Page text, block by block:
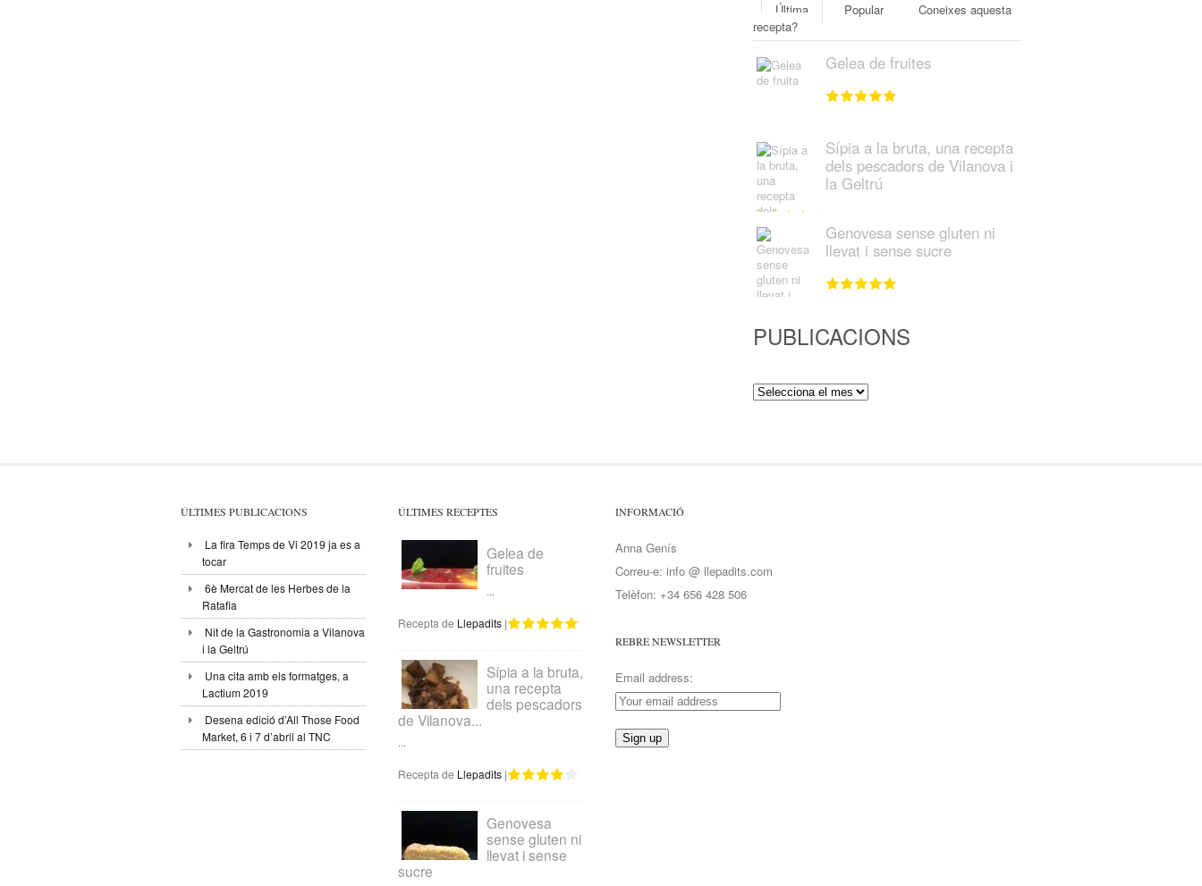
Última Popular
Coneixes aquesta
recepta?
Gelea de fruites
Sípia a la bruta, una recepta
dels pescadors de Vilanova i
la Geltrú
Genovesa sense gluten ni
llevat i sense sucre
PUBLICACIONS
Publicacions
ÚLTIMES PUBLICACIONS
La fira Temps de Vi 2019 ja es a
tocar
6è Mercat de les Herbes de la
Ratafia
Nit de la Gastronomia a Vilanova
i la Geltrú
Una cita amb els formatges, a
Lactium 2019
Desena edició d’All Those Food
Market, 6 i 7 d’abril al TNC
ÚLTIMES RECEPTES
Gelea de
fruites
...
Recepta de Llepadits|
Sípia a la bruta,
una recepta
dels pescadors
de Vilanova...
...
Recepta de Llepadits|
Genovesa
sense gluten ni
llevat i sense
sucre
INFORMACIÓ
Anna Genís
Correu-e: info @ llepadits.com
Telèfon: +34 656 428 506
REBRE NEWSLETTER
Email address: